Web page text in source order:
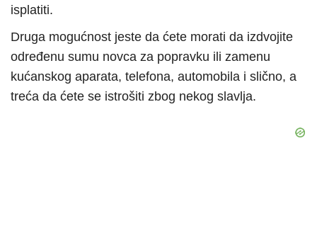
isplatiti.
Druga mogućnost jeste da ćete morati da izdvojite
određenu sumu novca za popravku ili zamenu
kućanskog aparata, telefona, automobila i slično, a
treća da ćete se istrošiti zbog nekog slavlja.